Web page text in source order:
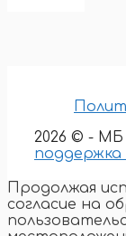
2026 © -
поддержка
Продолжая
согласие на